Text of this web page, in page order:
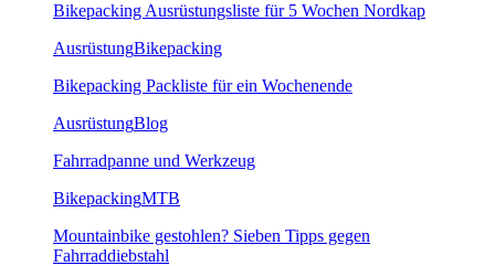
Bikepacking Ausrüstungsliste für 5 Wochen Nordkap
AusrüstungBikepacking
Bikepacking Packliste für ein Wochenende
AusrüstungBlog
Fahrradpanne und Werkzeug
BikepackingMTB
Mountainbike gestohlen? Sieben Tipps gegen
Fahrraddiebstahl